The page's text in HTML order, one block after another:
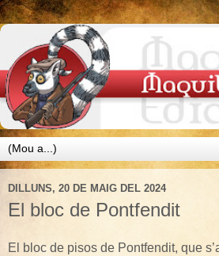
DILLUNS, 20 DE MAIG DEL 2024
El bloc de Pontfendit
El bloc de pisos de Pontfendit, que